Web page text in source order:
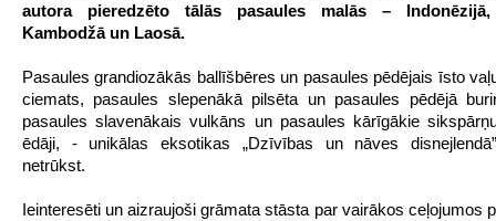
autora pieredzēto tālās pasaules malās – Indonēzijā,
Kambodžā un Laosā.
Pasaules grandiozākās ballīšbēres un pasaules pēdējais īsto
ciemats, pasaules slepenākā pilsēta un pasaules pēdējā
pasaules slavenākais vulkāns un pasaules kārīgākie
ēdāji, - unikālas eksotikas „Dzīvības un nāves
netrūkst.
Ieinteresēti un aizraujoši grāmata stāsta par vairākos ceļojumos